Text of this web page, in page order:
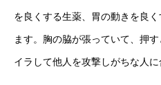
を良くする生薬、胃の動きを良
ます。胸の脇が張っていて、押
イラして他人を攻撃しがちな人に